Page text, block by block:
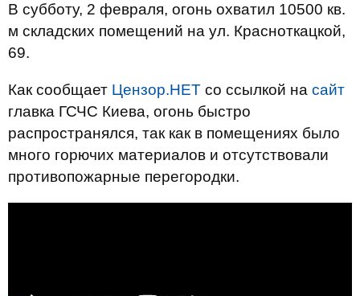
В субботу, 2 февраля, огонь охватил 10500 кв.
м складских помещений на ул. Красноткацкой,
69.
Как сообщает Цензор.НЕТ со ссылкой на сайт
главка ГСЧС Киева, огонь быстро
распространялся, так как в помещениях было
много горючих материалов и отсутствовали
противопожарные перегородки.